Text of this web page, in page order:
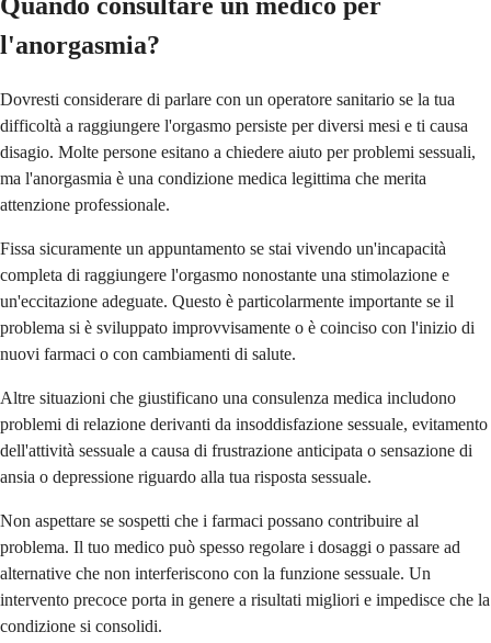
Quando consultare un medico per
l'anorgasmia?
Dovresti considerare di parlare con un operatore sanitario se la tua
difficoltà a raggiungere l'orgasmo persiste per diversi mesi e ti causa
disagio. Molte persone esitano a chiedere aiuto per problemi sessuali,
ma l'anorgasmia è una condizione medica legittima che merita
attenzione professionale.
Fissa sicuramente un appuntamento se stai vivendo un'incapacità
completa di raggiungere l'orgasmo nonostante una stimolazione e
un'eccitazione adeguate. Questo è particolarmente importante se il
problema si è sviluppato improvvisamente o è coinciso con l'inizio di
nuovi farmaci o con cambiamenti di salute.
Altre situazioni che giustificano una consulenza medica includono
problemi di relazione derivanti da insoddisfazione sessuale, evitamento
dell'attività sessuale a causa di frustrazione anticipata o sensazione di
ansia o depressione riguardo alla tua risposta sessuale.
Non aspettare se sospetti che i farmaci possano contribuire al
problema. Il tuo medico può spesso regolare i dosaggi o passare ad
alternative che non interferiscono con la funzione sessuale. Un
intervento precoce porta in genere a risultati migliori e impedisce che la
condizione si consolidi.